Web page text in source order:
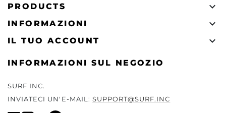
PRODUCTS 
INFORMAZIONI 
IL TUO ACCOUNT 
INFORMAZIONI SUL NEGOZIO
SURF INC.
INVIATECI UN'E-MAIL: SUPPORT@SURF.INC